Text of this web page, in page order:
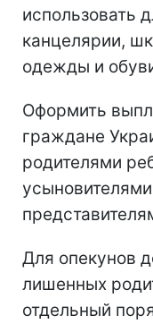
использовать
канцелярии,
одежды и
Оформить
граждане
родителями
Для опекунов
лишенных
отдельный